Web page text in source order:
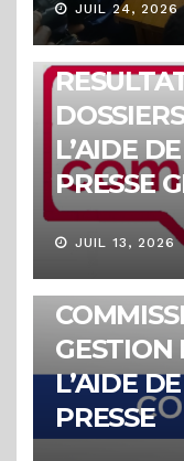
JUIL 24, 2026
COMMUNIQUÉS
L’AIDE
PRESSE
JUIL 13, 2026
COMMUNIQUÉS
GESTION
L’AIDE
PRESSE